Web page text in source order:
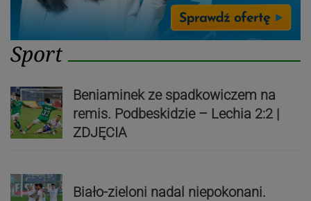
Sport
Beniaminek ze spadkowiczem na
remis. Podbeskidzie – Lechia 2:2 |
ZDJĘCIA
Biało-zieloni nadal niepokonani.